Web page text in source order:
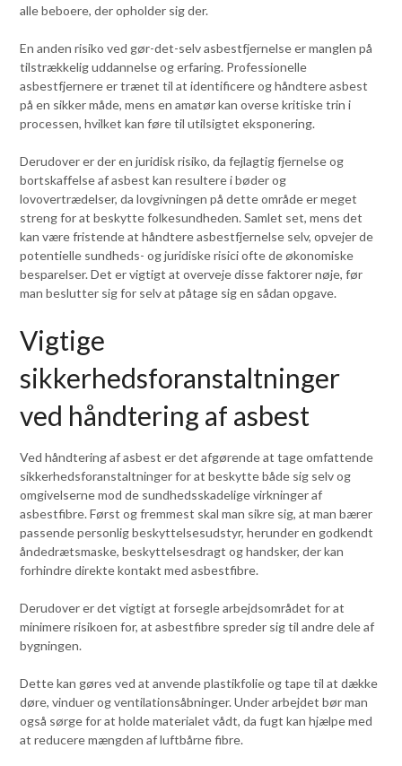
alle beboere, der opholder sig der.
En anden risiko ved gør-det-selv asbestfjernelse er manglen på
tilstrækkelig uddannelse og erfaring. Professionelle
asbestfjernere er trænet til at identificere og håndtere asbest
på en sikker måde, mens en amatør kan overse kritiske trin i
processen, hvilket kan føre til utilsigtet eksponering.
Derudover er der en juridisk risiko, da fejlagtig fjernelse og
bortskaffelse af asbest kan resultere i bøder og
lovovertrædelser, da lovgivningen på dette område er meget
streng for at beskytte folkesundheden. Samlet set, mens det
kan være fristende at håndtere asbestfjernelse selv, opvejer de
potentielle sundheds- og juridiske risici ofte de økonomiske
besparelser. Det er vigtigt at overveje disse faktorer nøje, før
man beslutter sig for selv at påtage sig en sådan opgave.
Vigtige
sikkerhedsforanstaltninger
ved håndtering af asbest
Ved håndtering af asbest er det afgørende at tage omfattende
sikkerhedsforanstaltninger for at beskytte både sig selv og
omgivelserne mod de sundhedsskadelige virkninger af
asbestfibre. Først og fremmest skal man sikre sig, at man bærer
passende personlig beskyttelsesudstyr, herunder en godkendt
åndedrætsmaske, beskyttelsesdragt og handsker, der kan
forhindre direkte kontakt med asbestfibre.
Derudover er det vigtigt at forsegle arbejdsområdet for at
minimere risikoen for, at asbestfibre spreder sig til andre dele af
bygningen.
Dette kan gøres ved at anvende plastikfolie og tape til at dække
døre, vinduer og ventilationsåbninger. Under arbejdet bør man
også sørge for at holde materialet vådt, da fugt kan hjælpe med
at reducere mængden af luftbårne fibre.